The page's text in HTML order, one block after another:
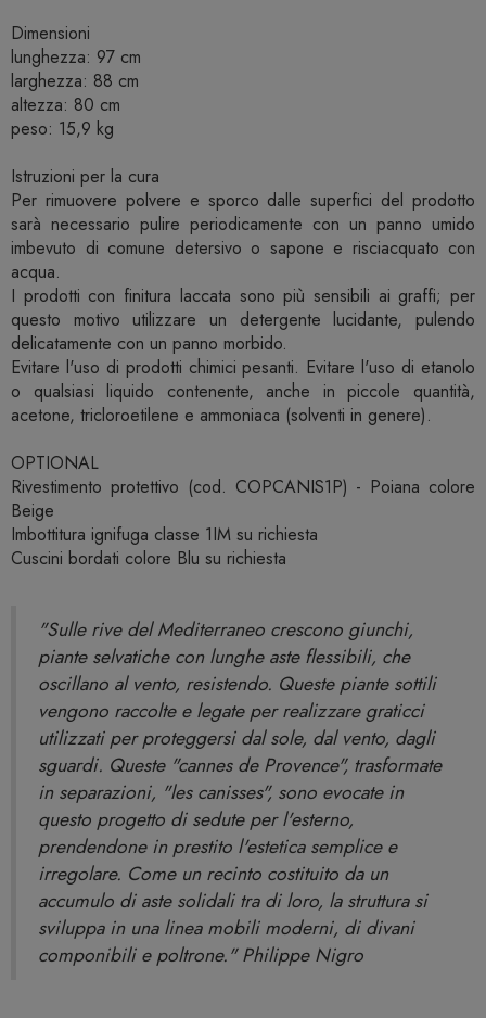
Dimensioni
lunghezza: 97 cm
larghezza: 88 cm
altezza: 80 cm
peso: 15,9 kg
Istruzioni per la cura
Per rimuovere polvere e sporco dalle superfici del prodotto
sarà necessario pulire periodicamente con un panno umido
imbevuto di comune detersivo o sapone e risciacquato con
acqua.
I prodotti con finitura laccata sono più sensibili ai graffi; per
questo motivo utilizzare un detergente lucidante, pulendo
delicatamente con un panno morbido.
Evitare l'uso di prodotti chimici pesanti. Evitare l'uso di etanolo
o qualsiasi liquido contenente, anche in piccole quantità,
acetone, tricloroetilene e ammoniaca (solventi in genere).
OPTIONAL
Rivestimento protettivo (cod. COPCANIS1P) - Poiana colore
Beige
Imbottitura ignifuga classe 1IM su richiesta
Cuscini bordati colore Blu su richiesta
"Sulle rive del Mediterraneo crescono giunchi,
piante selvatiche con lunghe aste flessibili, che
oscillano al vento, resistendo. Queste piante sottili
vengono raccolte e legate per realizzare graticci
utilizzati per proteggersi dal sole, dal vento, dagli
sguardi. Queste "cannes de Provence", trasformate
in separazioni, "les canisses", sono evocate in
questo progetto di sedute per l'esterno,
prendendone in prestito l'estetica semplice e
irregolare. Come un recinto costituito da un
accumulo di aste solidali tra di loro, la struttura si
sviluppa in una linea mobili moderni, di divani
componibili e poltrone." Philippe Nigro